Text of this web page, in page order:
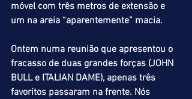
móvel com três metros de extensão e
um na areia “aparentemente” macia.
Ontem numa reunião que apresentou o
fracasso de duas grandes forças (JOHN
BULL e ITALIAN DAME), apenas três
favoritos passaram na frente. Nós